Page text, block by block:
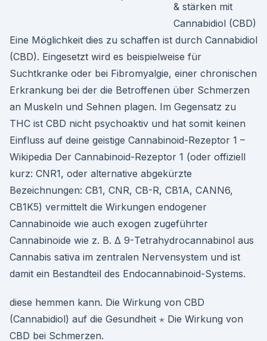
& stärken mit
Cannabidiol (CBD)
Eine Möglichkeit dies zu schaffen ist durch Cannabidiol
(CBD). Eingesetzt wird es beispielweise für
Suchtkranke oder bei Fibromyalgie, einer chronischen
Erkrankung bei der die Betroffenen über Schmerzen
an Muskeln und Sehnen plagen. Im Gegensatz zu
THC ist CBD nicht psychoaktiv und hat somit keinen
Einfluss auf deine geistige Cannabinoid-Rezeptor 1 –
Wikipedia Der Cannabinoid-Rezeptor 1 (oder offiziell
kurz: CNR1, oder alternative abgekürzte
Bezeichnungen: CB1, CNR, CB-R, CB1A, CANN6,
CB1K5) vermittelt die Wirkungen endogener
Cannabinoide wie auch exogen zugeführter
Cannabinoide wie z. B. Δ 9-Tetrahydrocannabinol aus
Cannabis sativa im zentralen Nervensystem und ist
damit ein Bestandteil des Endocannabinoid-Systems.
diese hemmen kann. Die Wirkung von CBD
(Cannabidiol) auf die Gesundheit ⋆ Die Wirkung von
CBD bei Schmerzen.